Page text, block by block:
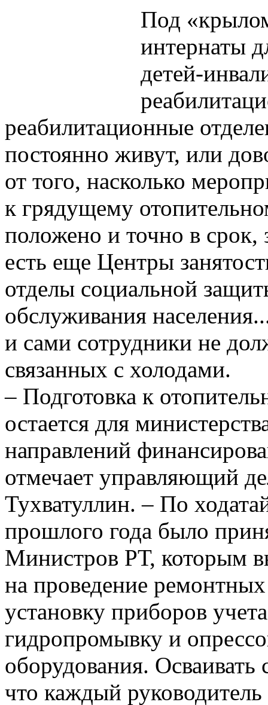
Под
интернаты
детей-
реабилитационные
постоянно живут, или
от того, насколько
к грядущему
положено и точно в срок,
есть еще Центры
отделы социальной
обслуживания
и сами сотрудники не
связанных с холодами.
– Подготовка к
остается для
направлений
отмечает управляющий
Тухватуллин. – По
прошлого года было
Министров РТ, которым
на проведение
установку приборов
гидропромывку и
оборудования. Осваивать
что каждый